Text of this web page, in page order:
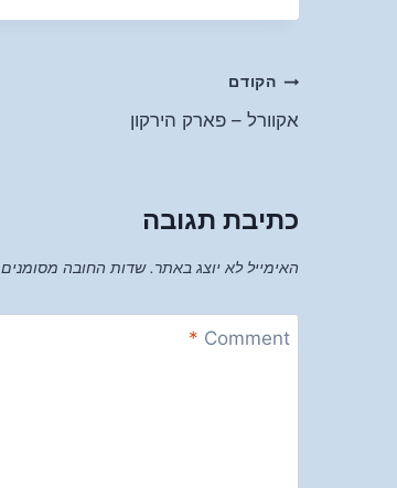
ניווט
הקודם
אקוורל – פארק הירקון
כתיבת תגובה
האימייל לא יוצג באתר. שדות החובה מסומנים
Comment
*